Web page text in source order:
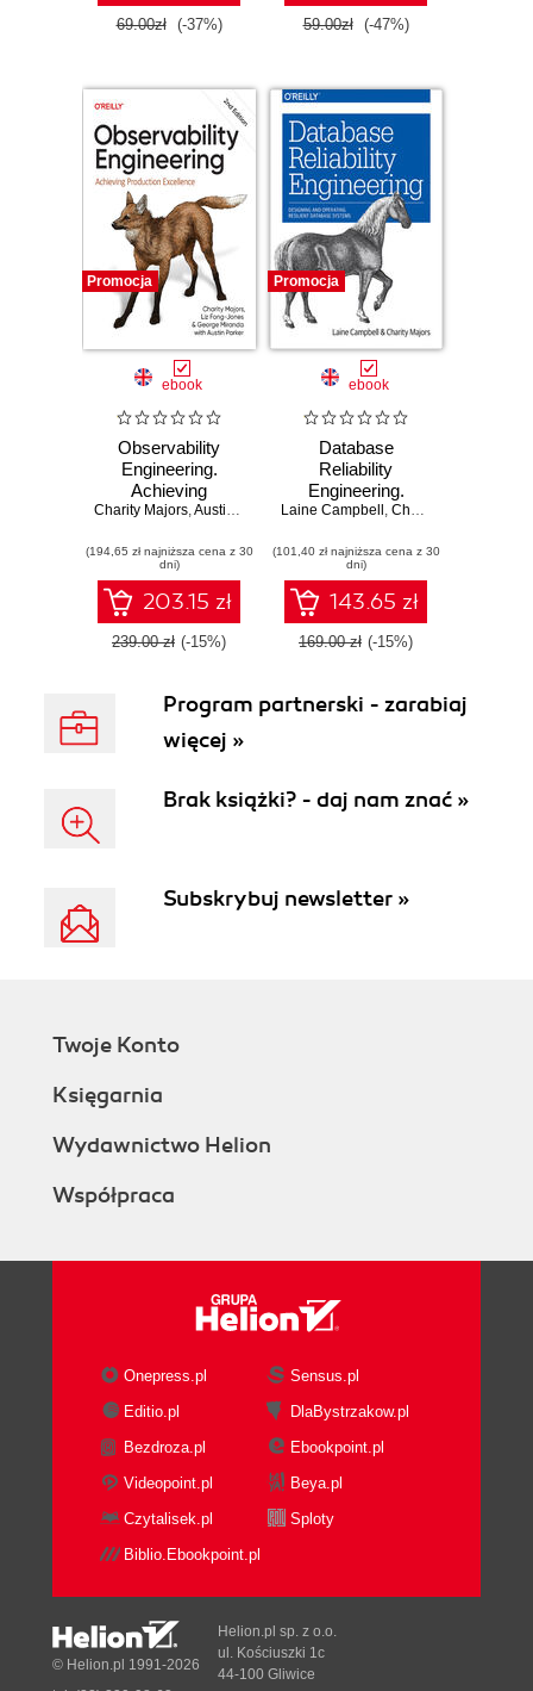
69.00zł (-37%) 59.00zł (-47%)
Promocja
ebook
Observability
Engineering.
Achieving
Production
Edition
Charity Majors,Austin Parker ,Liz Fong-Jones
(194,65 zł najniższa cena z 30
dni)
203.15 zł
239.00 zł (-15%)
Promocja
ebook
Database
Reliability
Engineering.
Designing and
Database Systems
Laine Campbell , Charity Majors
(101,40 zł najniższa cena z 30
dni)
143.65 zł
169.00 zł (-15%)
Program partnerski - zarabiaj
więcej »
Brak książki? - daj nam znać »
Subskrybuj newsletter »
Twoje Konto
Księgarnia
Wydawnictwo Helion
Współpraca
Onepress.pl
Sensus.pl
Editio.pl
DlaBystrzakow.pl
Bezdroza.pl
Ebookpoint.pl
Videopoint.pl
Beya.pl
Czytalisek.pl
Sploty
Biblio.Ebookpoint.pl
© Helion.pl 1991-2026
Helion.pl sp. z o.o.
ul. Kościuszki 1c
44-100 Gliwice